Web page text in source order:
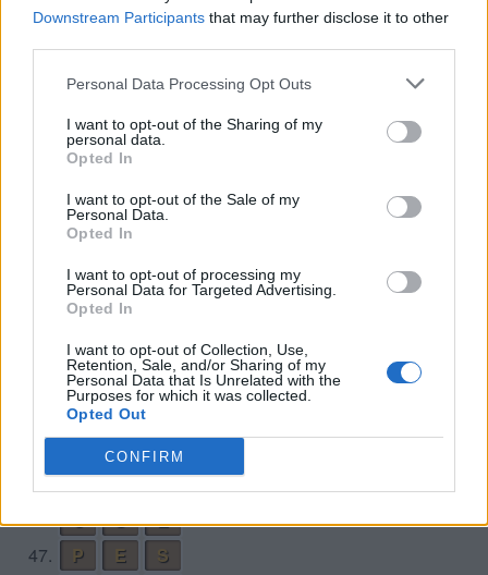
Downstream Participants that may further disclose it to other
Personal Data Processing Opt Outs
I want to opt-out of the Sharing of my
personal data.
Opted In
I want to opt-out of the Sale of my
Personal Data.
Opted In
I want to opt-out of processing my
Personal Data for Targeted Advertising.
Opted In
I want to opt-out of Collection, Use,
Retention, Sale, and/or Sharing of my
Personal Data that Is Unrelated with the
Purposes for which it was collected.
Opted Out
CONFIRM
T
T E S
O
T O
T O P
É
T O
T R E
O
T R
É S T
O
E R
O
E S
R
E
45. O R
É
46. O S
E
47.
P E
S